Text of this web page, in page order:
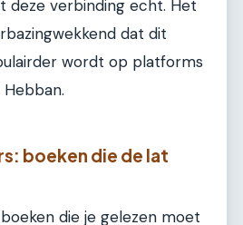
deze verbinding echt. Het
dat dit
wordt op platforms
boeken die de lat
die je gelezen moet